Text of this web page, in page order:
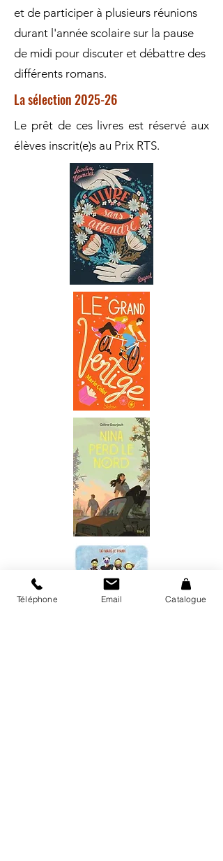
et de participer à plusieurs réunions
durant l'année scolaire sur la pause
de midi pour discuter et débattre des
différents romans.
La sélection 2025-26
Le prêt de ces livres est réservé aux
élèves inscrit(e)s au Prix RTS.
Téléphone Email Catalogue